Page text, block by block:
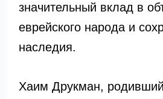
значительный вклад в
еврейского народа и
наследия.
Хаим Друкман,